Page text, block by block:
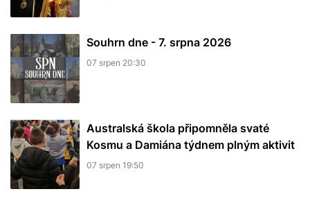
Souhrn dne - 7. srpna 2026
07 srpen 20:30
Australská škola připomněla svaté
Kosmu a Damiána týdnem plným aktivit
07 srpen 19:50